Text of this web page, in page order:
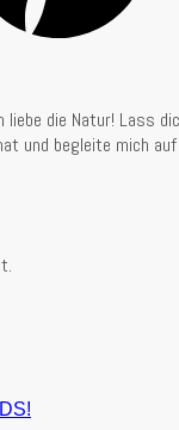
liebe die Natur! Lass
und begleite mich auf